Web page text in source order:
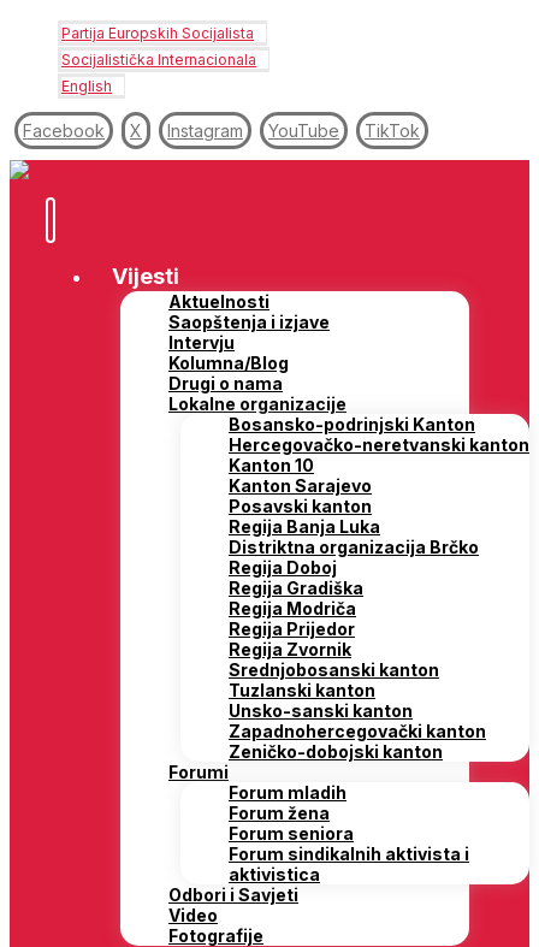
Partija Europskih Socijalista
Socijalistička Internacionala
English
Facebook X Instagram YouTube TikTok
Vijesti
Aktuelnosti
Saopštenja i izjave
Intervju
Kolumna/Blog
Drugi o nama
Lokalne organizacije
Bosansko-podrinjski Kanton
Hercegovačko-neretvanski kanton
Kanton 10
Kanton Sarajevo
Posavski kanton
Regija Banja Luka
Distriktna organizacija Brčko
Regija Doboj
Regija Gradiška
Regija Modriča
Regija Prijedor
Regija Zvornik
Srednjobosanski kanton
Tuzlanski kanton
Unsko-sanski kanton
Zapadnohercegovački kanton
Zeničko-dobojski kanton
Forumi
Forum mladih
Forum žena
Forum seniora
Forum sindikalnih aktivista i
aktivistica
Odbori i Savjeti
Video
Fotografije